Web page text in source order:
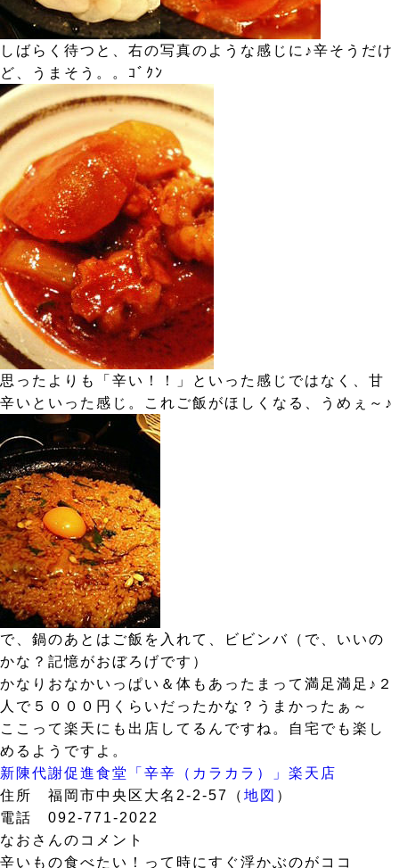
しばらく待つと、右の写真のような感じに♪辛そうだけ
ど、うまそう。。ｺﾞｸﾝ
思ったよりも「辛い！！」といった感じではなく、甘
辛いといった感じ。これご飯がほしくなる、うめぇ～♪
で、鍋のあとはご飯を入れて、ビビンバ（で、いいの
かな？記憶がおぼろげです）
かなりおなかいっぱい＆体もあったまって満足満足♪２
人で５０００円くらいだったかな？うまかったぁ～
ここって楽天にも出店してるんですね。自宅でも楽し
めるようですよ。
新陳代謝促進食堂「辛辛（カラカラ）」楽天店
住所 福岡市中央区大名2-2-57（ 地図 ）
電話 092-771-2022
なおさんのコメント
辛いもの食べたい！って時にすぐ浮かぶのがココ